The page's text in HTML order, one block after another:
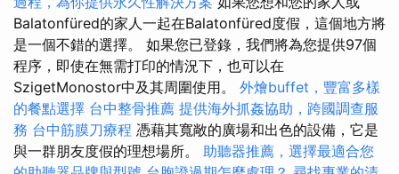
Balatonfüred的家人一起在Balatonfüred度假，這個地方將
是一個不錯的選擇。 如果您已登錄，我們將為您提供97個
程序，即使在無需打印的情況下，也可以在
SzigetMonostor中及其周圍使用。 外燴buffet，豐富多樣
的餐點選擇 台中整骨推薦 提供海外抓姦協助，跨國調查服
務 台中筋膜刀療程 憑藉其寬敞的廣場和出色的設備，它是
與一群朋友度假的理想場所。 助聽器推薦，選擇最適合您